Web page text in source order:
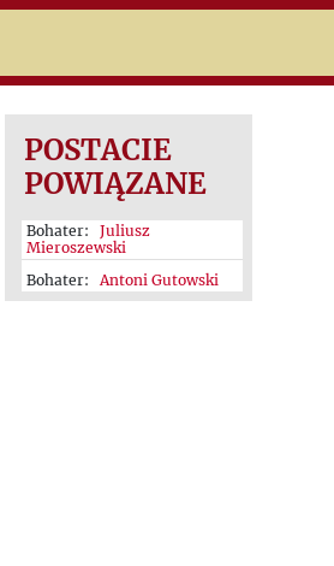
POSTACIE
POWIĄZANE
Bohater:
Juliusz
Mieroszewski
Bohater:
Antoni Gutowski